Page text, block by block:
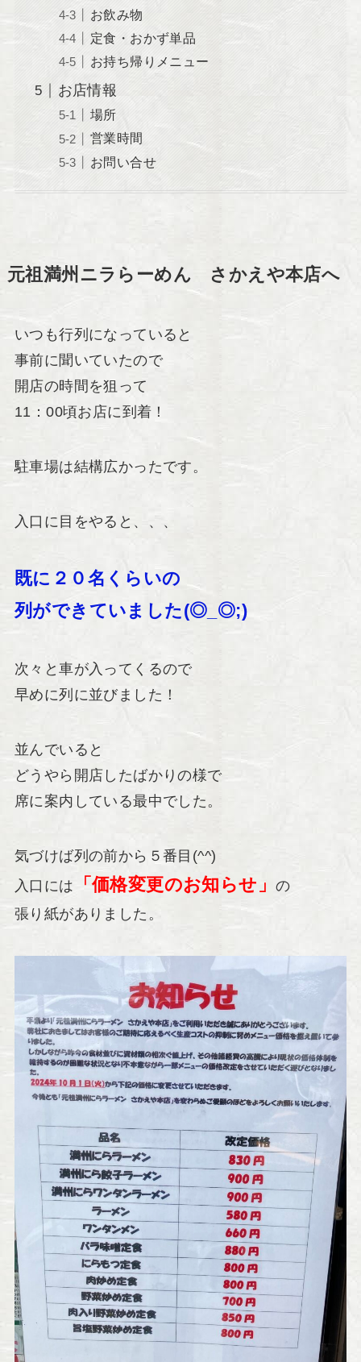
お飲み物
定食・おかず単品
お持ち帰りメニュー
お店情報
場所
営業時間
お問い合せ
元祖満州ニラらーめん さかえや本店へ
いつも行列になっていると
事前に聞いていたので
開店の時間を狙って
11：00頃お店に到着！
駐車場は結構広かったです。
入口に目をやると、、、
既に２０名くらいの
列ができていました(◎_◎;)
次々と車が入ってくるので
早めに列に並びました！
並んでいると
どうやら開店したばかりの様で
席に案内している最中でした。
気づけば列の前から５番目(^^)
入口には
「価格変更のお知らせ」 の
張り紙がありました。